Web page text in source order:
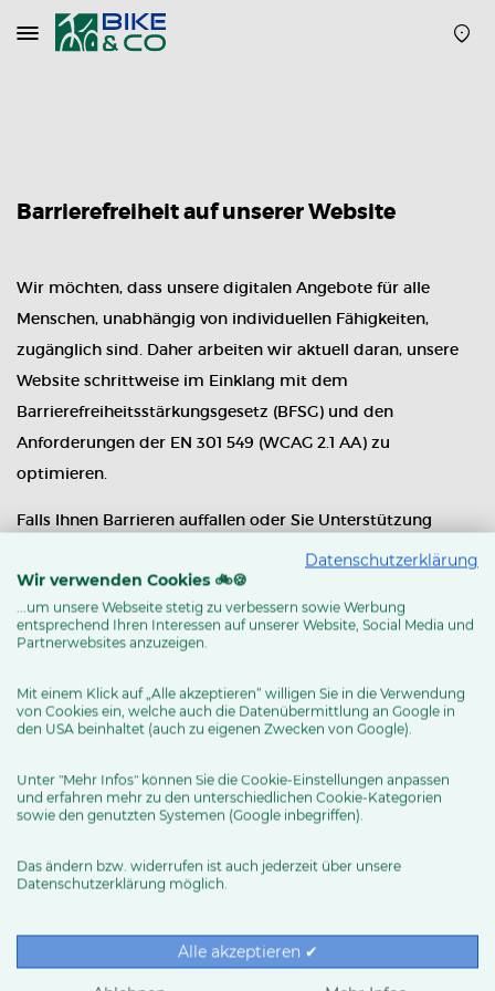
Navigation
öffnen
Barrierefreiheit auf unserer Website
Wir möchten, dass unsere digitalen Angebote für alle
Menschen, unabhängig von individuellen Fähigkeiten,
zugänglich sind. Daher arbeiten wir aktuell daran, unsere
Website schrittweise im Einklang mit dem
Barrierefreiheitsstärkungsgesetz (BFSG) und den
Anforderungen der EN 301 549 (WCAG 2.1 AA) zu
optimieren.
Falls Ihnen Barrieren auffallen oder Sie Unterstützung
benötigen, freuen wir uns über Ihre Rückmeldung:
📧 E-Mail: info@bikeundco.de
📞 Telefon: 05246 92010
News & Trends
Ratgeber
Datenschutzerklärung
Wir verwenden Cookies 🚲🍪
...um unsere Webseite stetig zu verbessern sowie Werbung
entsprechend Ihren Interessen auf unserer Website, Social Media und
Partnerwebsites anzuzeigen.
Mit einem Klick auf „Alle akzeptieren“ willigen Sie in die Verwendung
von Cookies ein, welche auch die Datenübermittlung an Google in
den USA beinhaltet (auch zu eigenen Zwecken von Google).
Unter "Mehr Infos" können Sie die Cookie-Einstellungen anpassen
und erfahren mehr zu den unterschiedlichen Cookie-Kategorien
sowie den genutzten Systemen (Google inbegriffen).
Das ändern bzw. widerrufen ist auch jederzeit über unsere
Datenschutzerklärung möglich.
Alle akzeptieren ✔